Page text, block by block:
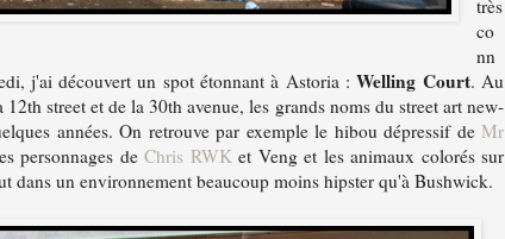
très
co
nn
j'ai découvert un spot étonnant à Astoria :Welling Court. Au
street et de la 30th avenue, les grands noms du street art new-
années. On retrouve par exemple le hibou dépressif de Mr
personnages de Chris RWKet Veng et les animaux colorés sur
dans un environnement beaucoup moins hipster qu'à Bushwick.